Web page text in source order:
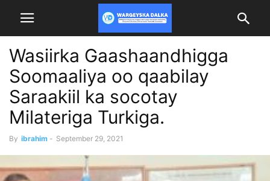
Wasiirka Gaashaandhigga
Soomaaliya oo qaabilay
Saraakiil ka socotay
Milateriga Turkiga.
By ibrahim - September 29, 2021